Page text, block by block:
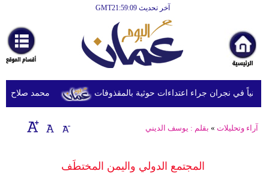
آخر تحديث GMT21:59:09
محمد صلاح يصل
آراء وتحليلات » بقلم : يوسف الديني
المجتمع الدولي واليمن المختطَف